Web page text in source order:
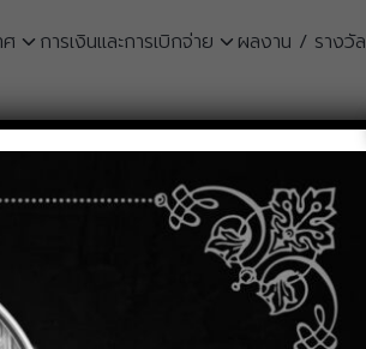
ศ การเงินและการเบิกจ่าย ผลงาน / รางวัล
ตาพิเศษ รอบที่ 3